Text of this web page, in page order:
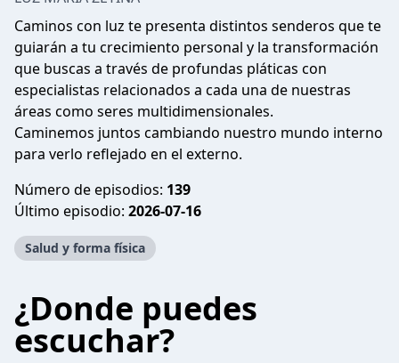
Caminos con luz te presenta distintos senderos que te
guiarán a tu crecimiento personal y la transformación
que buscas a través de profundas pláticas con
especialistas relacionados a cada una de nuestras
áreas como seres multidimensionales.
Caminemos juntos cambiando nuestro mundo interno
para verlo reflejado en el externo.
Número de episodios: 139
Último episodio: 2026-07-16
Salud y forma física
¿Donde puedes
escuchar?